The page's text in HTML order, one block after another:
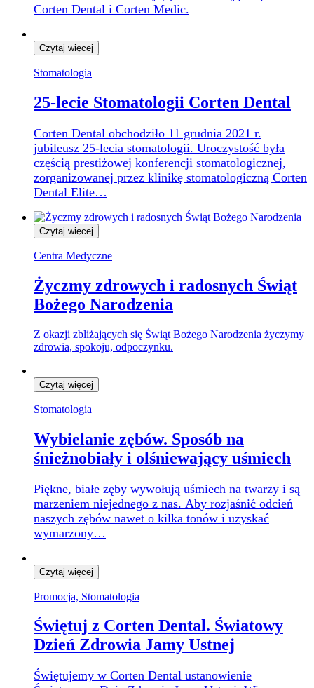
Corten Dental i Corten Medic.
Czytaj więcej
Stomatologia
25-lecie Stomatologii Corten Dental
Corten Dental obchodziło 11 grudnia 2021 r.
jubileusz 25-lecia stomatologii. Uroczystość była
częścią prestiżowej konferencji stomatologicznej,
zorganizowanej przez klinikę stomatologiczną Corten
Dental Elite…
Czytaj więcej
Centra Medyczne
Życzmy zdrowych i radosnych Świąt
Bożego Narodzenia
Z okazji zbliżających się Świąt Bożego Narodzenia życzymy
zdrowia, spokoju, odpoczynku.
Czytaj więcej
Stomatologia
Wybielanie zębów. Sposób na
śnieżnobiały i olśniewający uśmiech
Piękne, białe zęby wywołują uśmiech na twarzy i są
marzeniem niejednego z nas. Aby rozjaśnić odcień
naszych zębów nawet o kilka tonów i uzyskać
wymarzony…
Czytaj więcej
Promocja, Stomatologia
Świętuj z Corten Dental. Światowy
Dzień Zdrowia Jamy Ustnej
Świętujemy w Corten Dental ustanowienie